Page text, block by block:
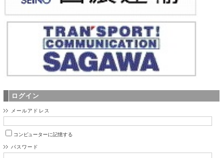
ログイン
メールアドレス
コンピューターに記憶する
パスワード